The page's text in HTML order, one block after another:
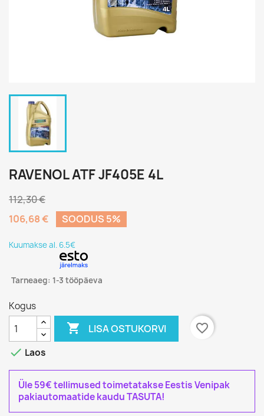
RAVENOL ATF JF405E 4L
112,30 €
106,68 €
SOODUS 5%
Kuumakse al. 6.5€
Tarneaeg: 1-3 tööpäeva
Kogus
 LISA OSTUKORVI
favorite_border
 Laos
Üle 59€ tellimused toimetatakse Eestis Venipak
pakiautomaatide kaudu TASUTA!